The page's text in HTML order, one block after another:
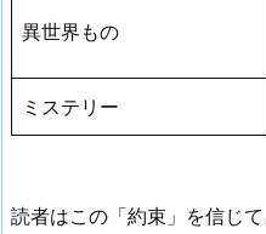
異世界もの
ミステリー
読者はこの「約束」を信じ